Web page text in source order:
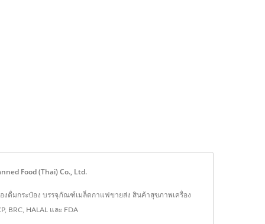
Food (Thai) Co., Ltd.
องดื่มกระป๋อง บรรจุภัณฑ์เมล็ดกาแฟขายส่ง สินค้าสุขภาพเครื่อง
BRC, HALAL และ FDA